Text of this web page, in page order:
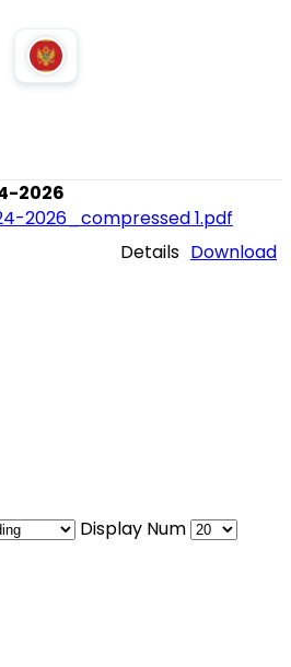
2026
2026_compressed 1.pdf
Download
Details
Display Num